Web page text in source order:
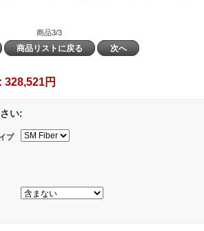
商品3/3
商品リストに戻る 次へ
328,521円
い:
プ